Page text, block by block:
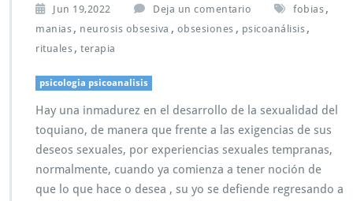
Jun 19,2022 Deja un comentario fobias ,
manias , neurosis obsesiva , obsesiones , psicoanálisis ,
rituales , terapia
psicologia psicoanalisis
Hay una inmadurez en el desarrollo de la sexualidad del
toquiano, de manera que frente a las exigencias de sus
deseos sexuales, por experiencias sexuales tempranas,
normalmente, cuando ya comienza a tener noción de
que lo que hace o desea , su yo se defiende regresando a